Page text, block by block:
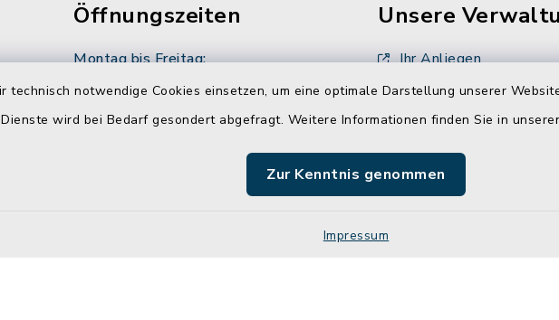
technisch notwendige Cookies einsetzen, um eine optimale Darstellung unserer
Dienste wird bei Bedarf gesondert abgefragt. Weitere Informationen finden Sie in
Zur Kenntnis genommen
Impressum
Öffnungszeiten
Montag bis Freitag:
08:00-12:00 Uhr
Dienstag zusätzlich:
Unsere
Ihr Anliegen
Ansprechpartner